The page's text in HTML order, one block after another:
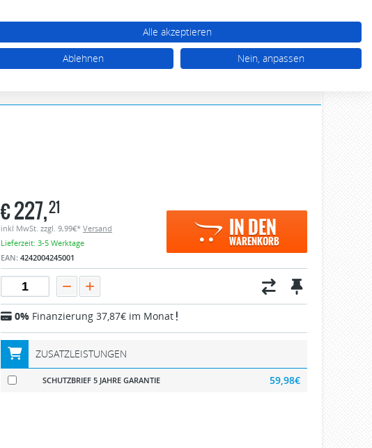
03 92 68 / 39 77 77
Mo - Do 10.00 - 17.00 Uhr, Fr 10.00 - 16.00 Uhr
IN DEN
WARENKORB
€227,21
inkl MwSt. zzgl. 9,99€* Versand
Lieferzeit: 3-5 Werktage
EAN: 4242004245001
0% Finanzierung 37,87€ im Monat
ZUSATZLEISTUNGEN
SCHUTZBRIEF 5 JAHRE GARANTIE 59,98€
Alle akzeptieren
Ablehnen
Nein, anpassen